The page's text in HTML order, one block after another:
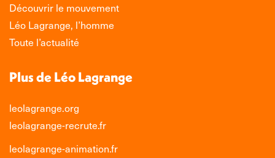
Découvrir le mouvement
Léo Lagrange, l’homme
Toute l’actualité
Plus de Léo Lagrange
leolagrange.org
leolagrange-recrute.fr
leolagrange-animation.fr